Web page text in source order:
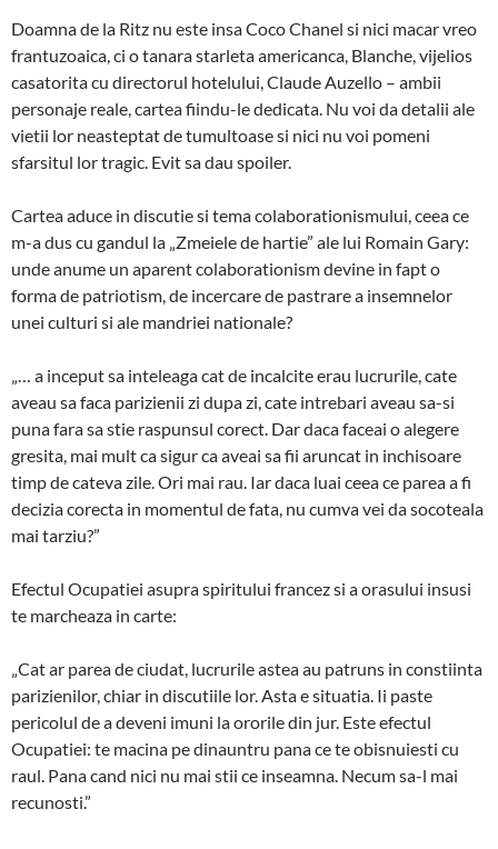
Doamna de la Ritz nu este insa Coco Chanel si nici macar vreo
frantuzoaica, ci o tanara starleta americanca, Blanche, vijelios
casatorita cu directorul hotelului, Claude Auzello – ambii
personaje reale, cartea fiindu-le dedicata. Nu voi da detalii ale
vietii lor neasteptat de tumultoase si nici nu voi pomeni
sfarsitul lor tragic. Evit sa dau spoiler.
Cartea aduce in discutie si tema colaborationismului, ceea ce
m-a dus cu gandul la „Zmeiele de hartie” ale lui Romain Gary:
unde anume un aparent colaborationism devine in fapt o
forma de patriotism, de incercare de pastrare a insemnelor
unei culturi si ale mandriei nationale?
„… a inceput sa inteleaga cat de incalcite erau lucrurile, cate
aveau sa faca parizienii zi dupa zi, cate intrebari aveau sa-si
puna fara sa stie raspunsul corect. Dar daca faceai o alegere
gresita, mai mult ca sigur ca aveai sa fii aruncat in inchisoare
timp de cateva zile. Ori mai rau. Iar daca luai ceea ce parea a fi
decizia corecta in momentul de fata, nu cumva vei da socoteala
mai tarziu?”
Efectul Ocupatiei asupra spiritului francez si a orasului insusi
te marcheaza in carte:
„Cat ar parea de ciudat, lucrurile astea au patruns in constiinta
parizienilor, chiar in discutiile lor. Asta e situatia. Ii paste
pericolul de a deveni imuni la ororile din jur. Este efectul
Ocupatiei: te macina pe dinauntru pana ce te obisnuiesti cu
raul. Pana cand nici nu mai stii ce inseamna. Necum sa-l mai
recunosti.”